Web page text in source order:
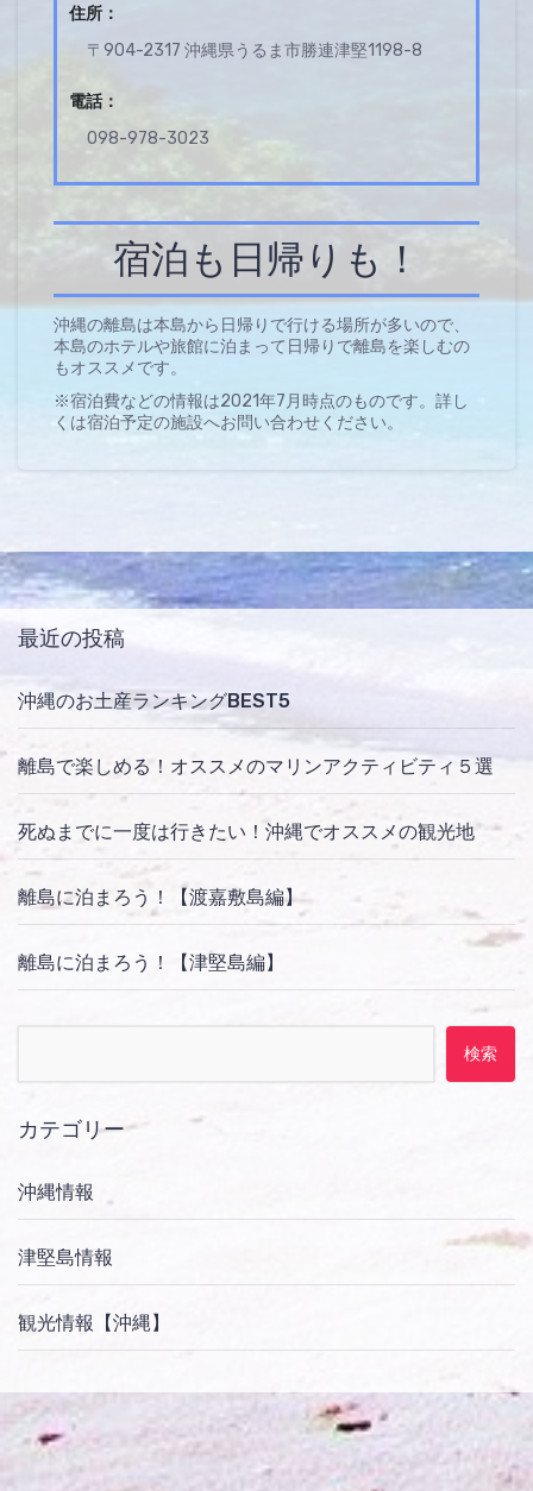
住所：
〒904-2317 沖縄県うるま市勝連津堅1198-8
電話：
098-978-3023
宿泊も日帰りも！
沖縄の離島は本島から日帰りで行ける場所が多いので、
本島のホテルや旅館に泊まって日帰りで離島を楽しむの
もオススメです。
※宿泊費などの情報は2021年7月時点のものです。詳し
くは宿泊予定の施設へお問い合わせください。
最近の投稿
沖縄のお土産ランキングBEST5
離島で楽しめる！オススメのマリンアクティビティ５選
死ぬまでに一度は行きたい！沖縄でオススメの観光地
離島に泊まろう！【渡嘉敷島編】
離島に泊まろう！【津堅島編】
カテゴリー
沖縄情報
津堅島情報
観光情報【沖縄】